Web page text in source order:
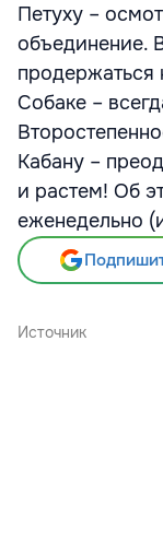
Петуху –
объединение.
продержаться
Собаке –
Кабану –
и растем! Об
еженедельно
Источник